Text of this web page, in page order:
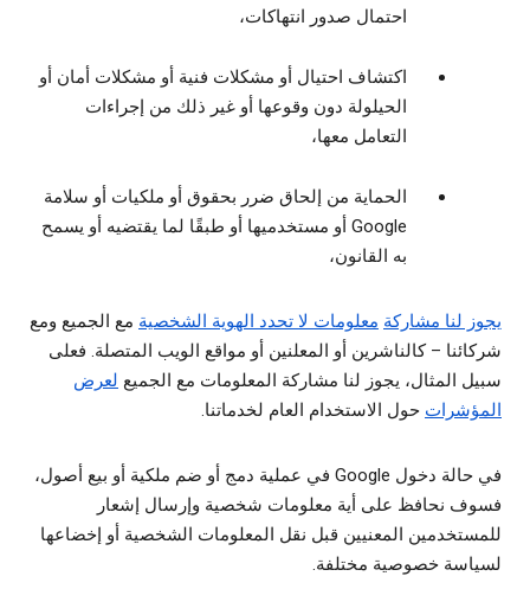
احتمال صدور انتهاكات،
اكتشاف احتيال أو مشكلات فنية أو مشكلات أمان أو
الحيلولة دون وقوعها أو غير ذلك من إجراءات
التعامل معها،
الحماية من إلحاق ضرر بحقوق أو ملكيات أو سلامة
Google أو مستخدميها أو طبقًا لما يقتضيه أو يسمح
به القانون،
يجوز لنا مشاركة معلومات لا تحدد الهوية الشخصية مع الجميع ومع
شركائنا – كالناشرين أو المعلنين أو مواقع الويب المتصلة. فعلى
سبيل المثال، يجوز لنا مشاركة المعلومات مع الجميع لعرض
المؤشرات حول الاستخدام العام لخدماتنا.
في حالة دخول Google في عملية دمج أو ضم ملكية أو بيع أصول،
فسوف نحافظ على أية معلومات شخصية وإرسال إشعار
للمستخدمين المعنيين قبل نقل المعلومات الشخصية أو إخضاعها
لسياسة خصوصية مختلفة.